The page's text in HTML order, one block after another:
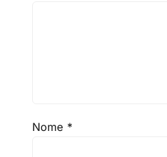
Nome *